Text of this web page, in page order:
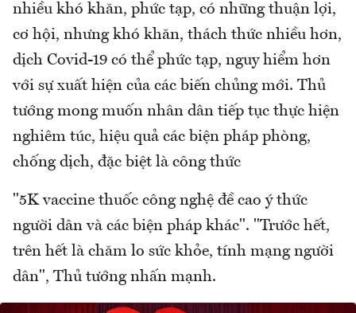
nhiều khó khăn, phức tạp, có những thuận lợi,
cơ hội, nhưng khó khăn, thách thức nhiều hơn,
dịch Covid-19 có thể phức tạp, nguy hiểm hơn
với sự xuất hiện của các biến chủng mới. Thủ
tướng mong muốn nhân dân tiếp tục thực hiện
nghiêm túc, hiệu quả các biện pháp phòng,
chống dịch, đặc biệt là công thức
"5K vaccine thuốc công nghệ đề cao ý thức
người dân và các biện pháp khác". "Trước hết,
trên hết là chăm lo sức khỏe, tính mạng người
dân", Thủ tướng nhấn mạnh.